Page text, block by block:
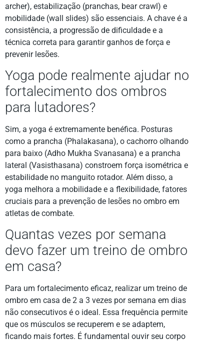
archer), estabilização (pranchas, bear crawl) e
mobilidade (wall slides) são essenciais. A chave é a
consistência, a progressão de dificuldade e a
técnica correta para garantir ganhos de força e
prevenir lesões.
Yoga pode realmente ajudar no
fortalecimento dos ombros
para lutadores?
Sim, a yoga é extremamente benéfica. Posturas
como a prancha (Phalakasana), o cachorro olhando
para baixo (Adho Mukha Svanasana) e a prancha
lateral (Vasisthasana) constroem força isométrica e
estabilidade no manguito rotador. Além disso, a
yoga melhora a mobilidade e a flexibilidade, fatores
cruciais para a prevenção de lesões no ombro em
atletas de combate.
Quantas vezes por semana
devo fazer um treino de ombro
em casa?
Para um fortalecimento eficaz, realizar um treino de
ombro em casa de 2 a 3 vezes por semana em dias
não consecutivos é o ideal. Essa frequência permite
que os músculos se recuperem e se adaptem,
ficando mais fortes. É fundamental ouvir seu corpo